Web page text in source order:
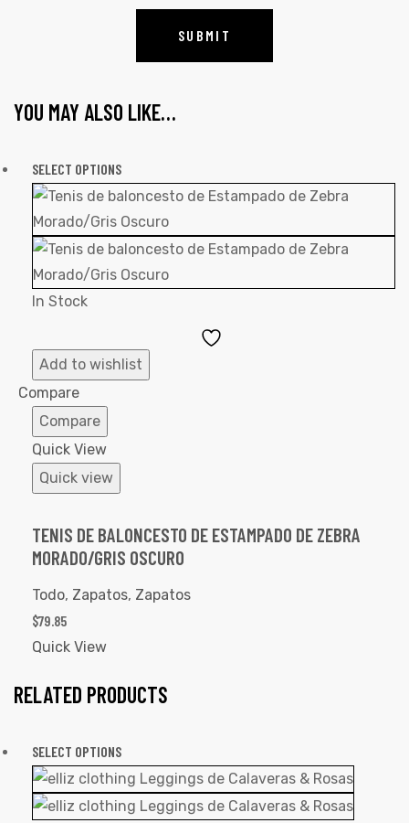
YOU MAY ALSO LIKE…
SELECT OPTIONS
In Stock
Add to wishlist
Compare
Compare
Quick View
Quick view
TENIS DE BALONCESTO DE ESTAMPADO DE ZEBRA
MORADO/GRIS OSCURO
Todo, Zapatos, Zapatos
$79.85
Quick View
RELATED PRODUCTS
SELECT OPTIONS